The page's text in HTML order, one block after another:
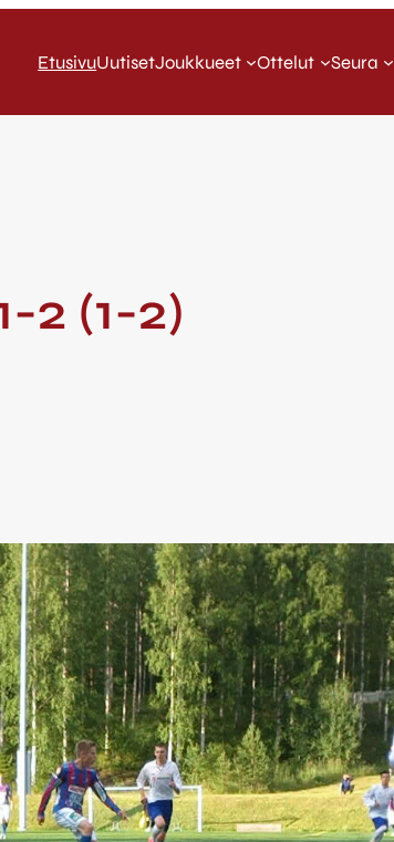
EtusivuUutisetJoukkueet Ottelut Seura
2 (1-2)